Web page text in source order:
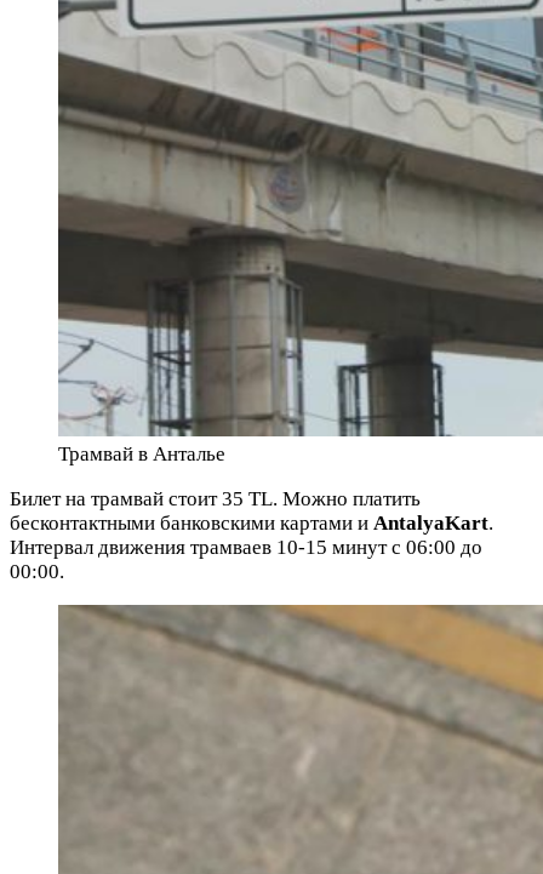
Трамвай в Анталье
Билет на трамвай стоит 35 TL. Можно платить
бесконтактными банковскими картами и AntalyaKart.
Интервал движения трамваев 10-15 минут с 06:00 до
00:00.